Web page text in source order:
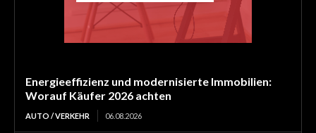
Energieeffizienz und modernisierte Immobilien:
Worauf Käufer 2026 achten
AUTO / VERKEHR 06.08.2026